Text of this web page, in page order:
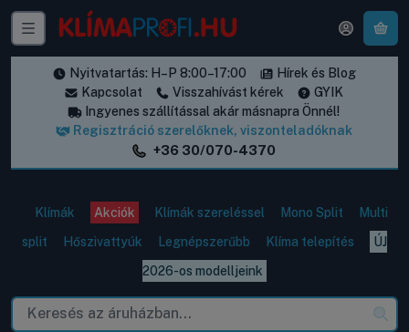
Nyitvatartás: H–P 8:00–17:00
Hírek és Blog
Kapcsolat
Visszahívást kérek
GYIK
Ingyenes szállítással akár másnapra Önnél!
Regisztráció szerelőknek, viszonteladóknak
+36 30/070-4370
Klímák Akciók Klímák szereléssel Mono Split
Multi
split
Hőszivattyúk Legnépszerűbb Klíma telepítés
ÚJ
2026-os modelljeink